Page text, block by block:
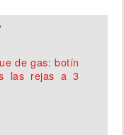
de gas: botín
las rejas a 3